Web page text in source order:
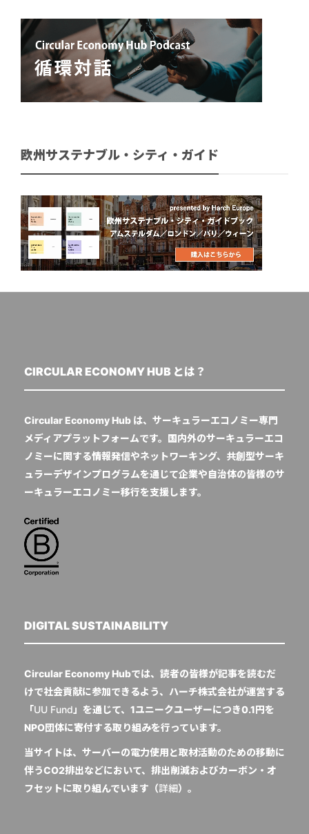
欧州サステナブル・シティ・ガイド
CIRCULAR ECONOMY HUB とは？
Circular Economy Hub は、サーキュラーエコノミー専門
メディアプラットフォームです。国内外のサーキュラーエコ
ノミーに関する情報発信やネットワーキング、共創型サーキ
ュラーデザインプログラムを通じて企業や自治体の皆様のサ
ーキュラーエコノミー移行を支援します。
DIGITAL SUSTAINABILITY
Circular Economy Hubでは、読者の皆様が記事を読むだ
けで社会貢献に参加できるよう、ハーチ株式会社が運営する
「UU Fund 」を通じて、1ユニークユーザーにつき0.1円を
NPO団体に寄付する取り組みを行っています。
当サイトは、サーバーの電力使用と取材活動のための移動に
伴うCO2排出などにおいて、排出削減およびカーボン・オ
フセットに取り組んでいます（詳細）。